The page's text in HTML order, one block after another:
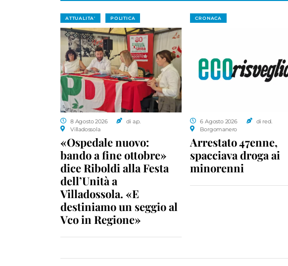
ATTUALITA' POLITICA
8 Agosto 2026
di a.p.
Villadossola
«Ospedale nuovo:
bando a fine ottobre»
dice Riboldi alla Festa
dell’Unità a
Villadossola. «E
destiniamo un seggio al
Vco in Regione»
CRONACA
6 Agosto 2026
di red.
Borgomanero
Arrestato 47enne,
spacciava droga ai
minorenni